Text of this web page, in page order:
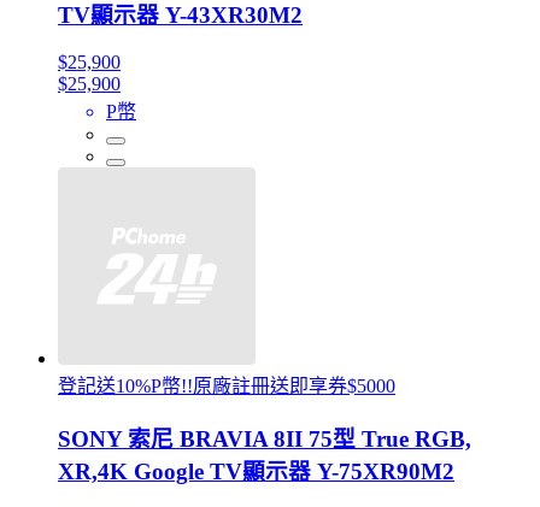
TV顯示器 Y-43XR30M2
$25,900
$25,900
P幣
登記送10%P幣!!原廠註冊送即享券$5000
SONY 索尼 BRAVIA 8II 75型 True RGB,
XR,4K Google TV顯示器 Y-75XR90M2